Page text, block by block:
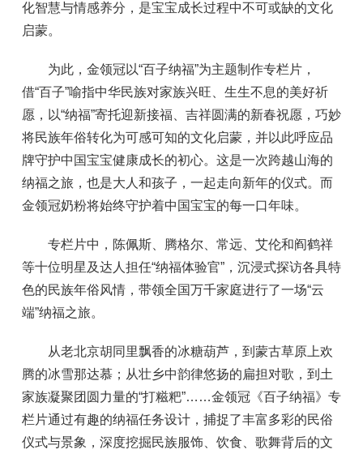
化智慧与情感养分，是宝宝成长过程中不可或缺的文化
启蒙。
为此，金领冠以“百子纳福”为主题制作专栏片，
借“百子”喻指中华民族对家族兴旺、生生不息的美好祈
愿，以“纳福”寄托迎新接福、吉祥圆满的新春祝愿，巧妙
将民族年俗转化为可感可知的文化启蒙，并以此呼应品
牌守护中国宝宝健康成长的初心。这是一次跨越山海的
纳福之旅，也是大人和孩子，一起走向新年的仪式。而
金领冠奶粉将始终守护着中国宝宝的每一口年味。
专栏片中，陈佩斯、腾格尔、常远、艾伦和阎鹤祥
等十位明星及达人担任“纳福体验官”，沉浸式探访各具特
色的民族年俗风情，带领全国万千家庭进行了一场“云
端”纳福之旅。
从老北京胡同里飘香的冰糖葫芦，到蒙古草原上欢
腾的冰雪那达慕；从壮乡中韵律悠扬的扁担对歌，到土
家族凝聚团圆力量的“打糍粑”……金领冠《百子纳福》专
栏片通过有趣的纳福任务设计，捕捉了丰富多彩的民俗
仪式与景象，深度挖掘民族服饰、饮食、歌舞背后的文